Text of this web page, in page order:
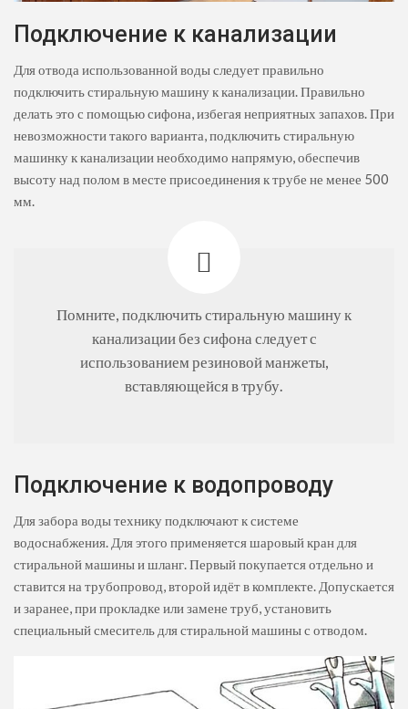
Подключение к канализации
Для отвода использованной воды следует правильно
подключить стиральную машину к канализации. Правильно
делать это с помощью сифона, избегая неприятных запахов. При
невозможности такого варианта, подключить стиральную
машинку к канализации необходимо напрямую, обеспечив
высоту над полом в месте присоединения к трубе не менее 500
мм.
Помните, подключить стиральную машину к
канализации без сифона следует с
использованием резиновой манжеты,
вставляющейся в трубу.
Подключение к водопроводу
Для забора воды технику подключают к системе
водоснабжения. Для этого применяется шаровый кран для
стиральной машины и шланг. Первый покупается отдельно и
ставится на трубопровод, второй идёт в комплекте. Допускается
и заранее, при прокладке или замене труб, установить
специальный смеситель для стиральной машины с отводом.